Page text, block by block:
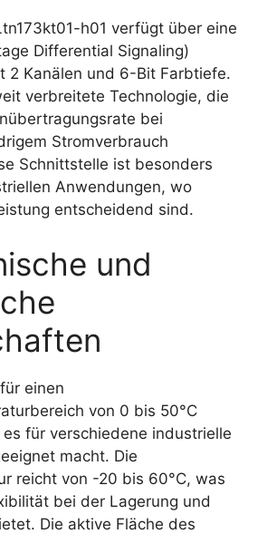
h01 verfügt über eine
Differential Signaling)
2 Kanälen und 6-Bit Farbtiefe.
verbreitete Technologie, die
bei
Stromverbrauch
Schnittstelle ist besonders
Anwendungen, wo
entscheidend sind.
und
einen
von 0 bis 50°C
für verschiedene industrielle
macht. Die
reicht von -20 bis 60°C, was
bei der Lagerung und
Die aktive Fläche des